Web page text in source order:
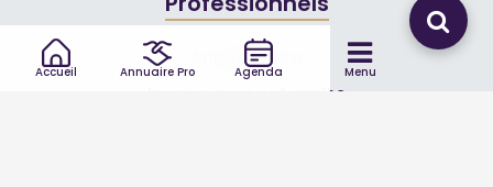
Accueil Annuaire Pro Agenda Menu
Annuaire pro
Inscrire mon entreprise